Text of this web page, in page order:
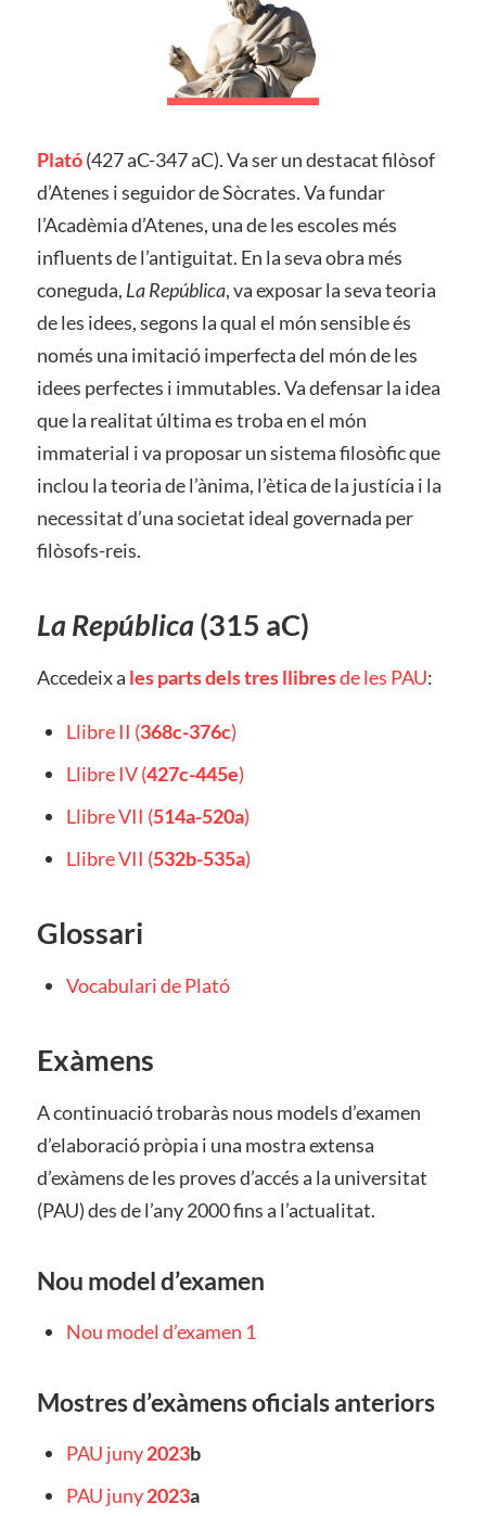
Plató(427 aC-347 aC). Va ser un destacat filòsof
d’Atenes i seguidor de Sòcrates. Va fundar
l’Acadèmia d’Atenes, una de les escoles més
influents de l’antiguitat. En la seva obra més
coneguda, La República, va exposar la seva teoria
de les idees, segons la qual el món sensible és
només una imitació imperfecta del món de les
idees perfectes i immutables. Va defensar la idea
que la realitat última es troba en el món
immaterial i va proposar un sistema filosòfic que
inclou la teoria de l’ànima, l’ètica de la justícia i la
necessitat d’una societat ideal governada per
filòsofs-reis.
La República(315 aC)
Accedeix a les parts dels tres llibresde les PAU:
Llibre II (368c-376c)
Llibre IV (427c-445e)
Llibre VII (514a-520a)
Llibre VII (532b-535a)
Glossari
Vocabulari de Plató
Exàmens
A continuació trobaràs nous models d’examen
d’elaboració pròpia i una mostra extensa
d’exàmens de les proves d’accés a la universitat
(PAU) des de l’any 2000 fins a l’actualitat.
Nou model d’examen
Nou model d’examen 1
Mostres d’exàmens oficials anteriors
PAU juny2023b
PAU juny2023a